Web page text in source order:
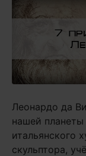
Леонардо да
нашей
итальянского
скульптора,